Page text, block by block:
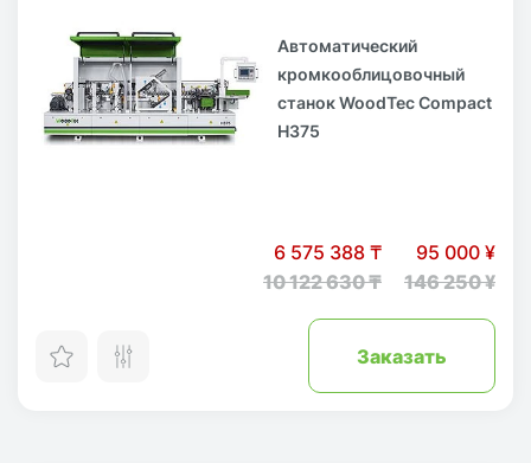
Автоматический
кромкооблицовочный
станок WoodTec Compact
H375
6 575 388 ₸
10 122 630 ₸
95 000 ¥
146 250 ¥
Заказать